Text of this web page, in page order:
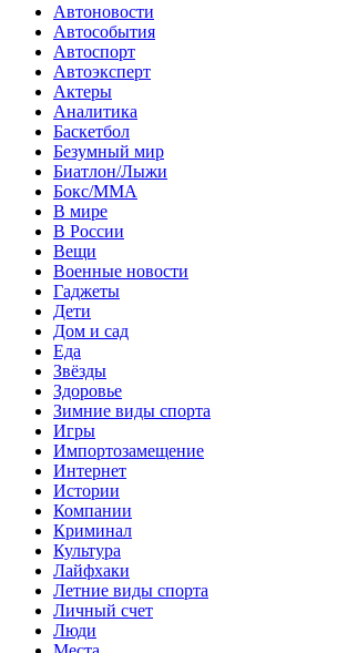
Автоновости
Автособытия
Автоспорт
Автоэксперт
Актеры
Аналитика
Баскетбол
Безумный мир
Биатлон/Лыжи
Бокс/MMA
В мире
В России
Вещи
Военные новости
Гаджеты
Дети
Дом и сад
Еда
Звёзды
Здоровье
Зимние виды спорта
Игры
Импортозамещение
Интернет
Истории
Компании
Криминал
Культура
Лайфхаки
Летние виды спорта
Личный счет
Люди